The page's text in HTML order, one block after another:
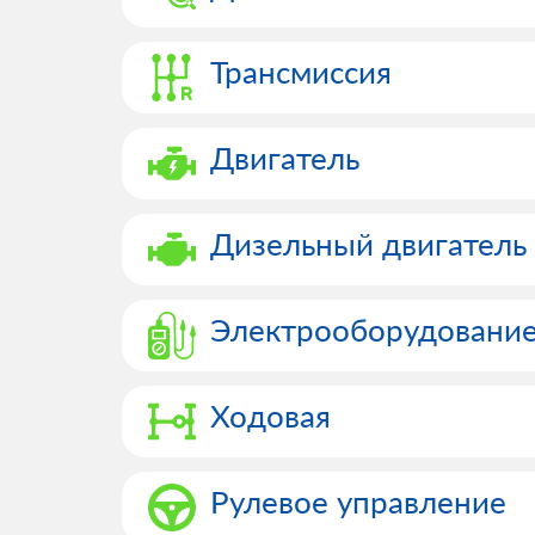
Трансмиссия
Двигатель
Дизельный двигатель
Ходовая
Рулевое управление